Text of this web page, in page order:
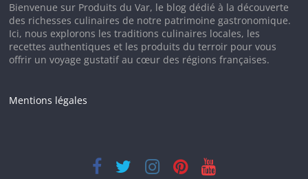
Bienvenue sur Produits du Var, le blog dédié à la découverte
des richesses culinaires de notre patrimoine gastronomique.
Ici, nous explorons les traditions culinaires locales, les
recettes authentiques et les produits du terroir pour vous
offrir un voyage gustatif au cœur des régions françaises.
Mentions légales